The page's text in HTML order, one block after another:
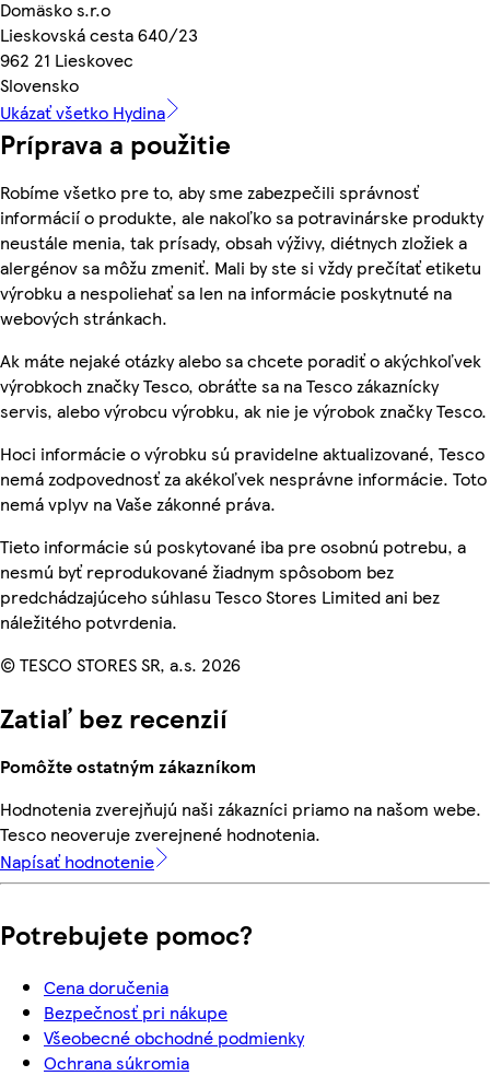
Domäsko s.r.o
Lieskovská cesta 640/23
962 21 Lieskovec
Slovensko
Ukázať všetko Hydina
Príprava a použitie
Robíme všetko pre to, aby sme zabezpečili správnosť
informácií o produkte, ale nakoľko sa potravinárske produkty
neustále menia, tak prísady, obsah výživy, diétnych zložiek a
alergénov sa môžu zmeniť. Mali by ste si vždy prečítať etiketu
výrobku a nespoliehať sa len na informácie poskytnuté na
webových stránkach.
Ak máte nejaké otázky alebo sa chcete poradiť o akýchkoľvek
výrobkoch značky Tesco, obráťte sa na Tesco zákaznícky
servis, alebo výrobcu výrobku, ak nie je výrobok značky Tesco.
Hoci informácie o výrobku sú pravidelne aktualizované, Tesco
nemá zodpovednosť za akékoľvek nesprávne informácie. Toto
nemá vplyv na Vaše zákonné práva.
Tieto informácie sú poskytované iba pre osobnú potrebu, a
nesmú byť reprodukované žiadnym spôsobom bez
predchádzajúceho súhlasu Tesco Stores Limited ani bez
náležitého potvrdenia.
© TESCO STORES SR, a.s. 2026
Zatiaľ bez recenzií
Pomôžte ostatným zákazníkom
Hodnotenia zverejňujú naši zákazníci priamo na našom webe.
Tesco neoveruje zverejnené hodnotenia.
Napísať hodnotenie
Potrebujete pomoc?
Cena doručenia
Bezpečnosť pri nákupe
Všeobecné obchodné podmienky
Ochrana súkromia